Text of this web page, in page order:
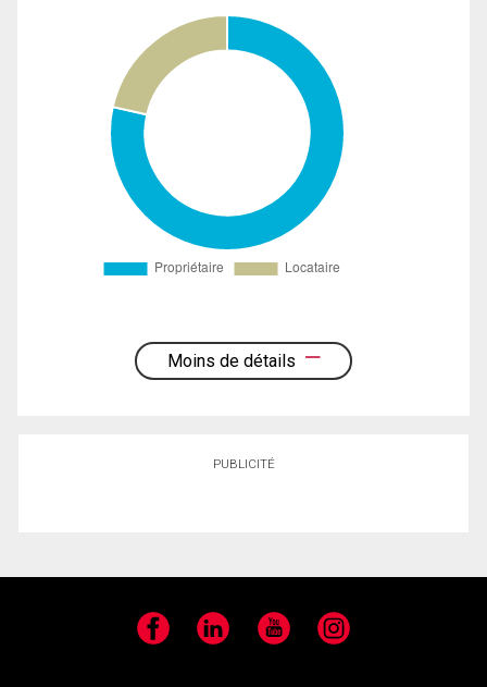
Moins de détails
PUBLICITÉ
Facebook LinkedIn YouTube Instagram